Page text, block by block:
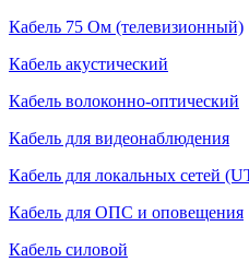
Кабель 75 Ом (телевизионный)
Кабель акустический
Кабель волоконно-оптический
Кабель для видеонаблюдения
Кабель для локальных сетей
Кабель для ОПС и оповещения
Кабель силовой